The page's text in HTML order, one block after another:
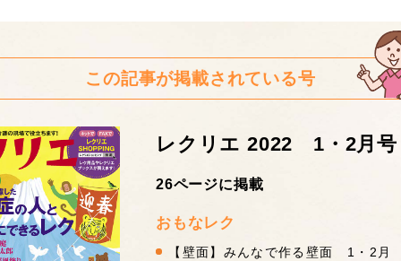
この記事が掲載されている号
レクリエ 2022 1・2月号
26ページに掲載
おもなレク
【壁面】みんなで作る壁面 1・2